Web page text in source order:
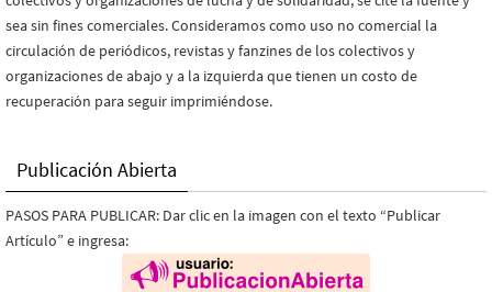
sea sin fines comerciales. Consideramos como uso no comercial la
circulación de periódicos, revistas y fanzines de los colectivos y
organizaciones de abajo y a la izquierda que tienen un costo de
recuperación para seguir imprimiéndose.
Publicación Abierta
PASOS PARA PUBLICAR: Dar clic en la imagen con el texto “Publicar
Artículo” e ingresa: